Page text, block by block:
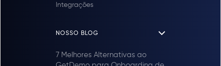
Integrações
NOSSO BLOG
7 Melhores Alternativas ao